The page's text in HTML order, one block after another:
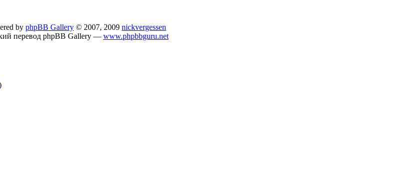
by phpBB Gallery © 2007, 2009 nickvergessen
перевод phpBB Gallery — www.phpbbguru.net